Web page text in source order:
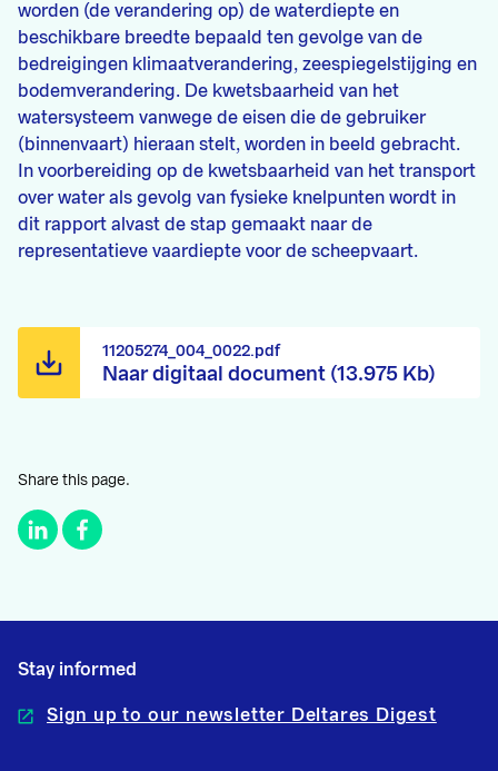
worden (de verandering op) de waterdiepte en
beschikbare breedte bepaald ten gevolge van de
bedreigingen klimaatverandering, zeespiegelstijging en
bodemverandering. De kwetsbaarheid van het
watersysteem vanwege de eisen die de gebruiker
(binnenvaart) hieraan stelt, worden in beeld gebracht.
In voorbereiding op de kwetsbaarheid van het transport
over water als gevolg van fysieke knelpunten wordt in
dit rapport alvast de stap gemaakt naar de
representatieve vaardiepte voor de scheepvaart.
Naar digitaal document (13.975 Kb)
11205274_004_0022.pdf
Share this page.
Stay informed
Sign up to our newsletter Deltares Digest